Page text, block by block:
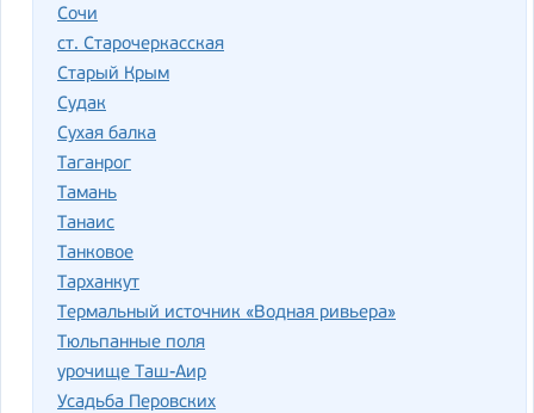
Сочи
ст. Старочеркасская
Старый Крым
Судак
Сухая балка
Таганрог
Тамань
Танаис
Танковое
Тарханкут
Термальный источник «Водная ривьера»
Тюльпанные поля
урочище Таш-Аир
Усадьба Перовских